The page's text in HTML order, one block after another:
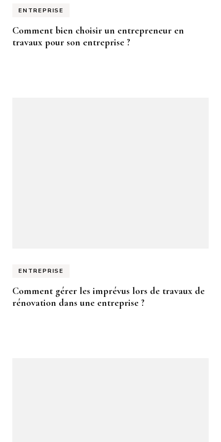
ENTREPRISE
Comment bien choisir un entrepreneur en
travaux pour son entreprise ?
ENTREPRISE
Comment gérer les imprévus lors de travaux de
rénovation dans une entreprise ?